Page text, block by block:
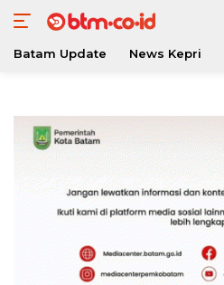
konten
Batam Update News Kepri